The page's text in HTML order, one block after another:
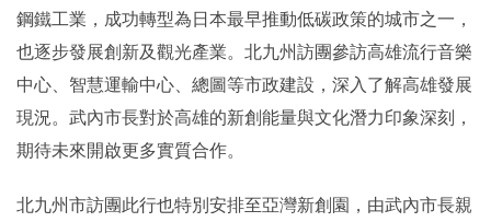
鋼鐵工業，成功轉型為日本最早推動低碳政策的城市之一，
也逐步發展創新及觀光產業。北九州訪團參訪高雄流行音樂
中心、智慧運輸中心、總圖等市政建設，深入了解高雄發展
現況。武內市長對於高雄的新創能量與文化潛力印象深刻，
期待未來開啟更多實質合作。
北九州市訪團此行也特別安排至亞灣新創園，由武內市長親